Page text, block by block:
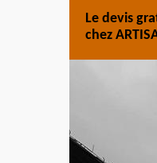
Le devis
chez